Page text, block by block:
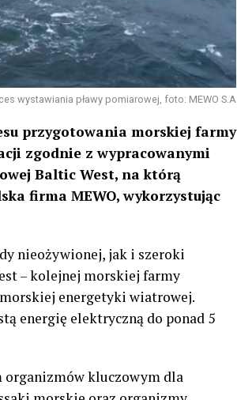
wystawiania pławy pomiarowej, foto: MEWO S.A
przygotowania morskiej farmy
zgodnie z wypracowanymi
Baltic West, na którą
firma MEWO, wykorzystując
nieożywionej, jak i szeroki
– kolejnej morskiej farmy
energetyki wiatrowej.
energię elektryczną do ponad 5
organizmów kluczowym dla